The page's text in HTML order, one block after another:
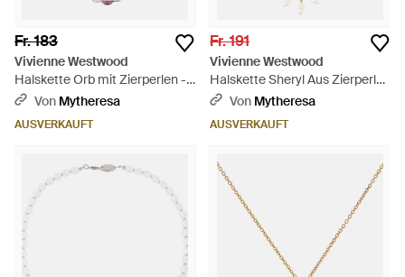
Fr. 183
Vivienne Westwood
Halskette Orb mit Zierperlen -
WeißVon Mytheresa
AUSVERKAUFT
Fr. 191
Vivienne Westwood
Halskette Sheryl Aus Zierperlen
- Weiß
Von Mytheresa
AUSVERKAUFT